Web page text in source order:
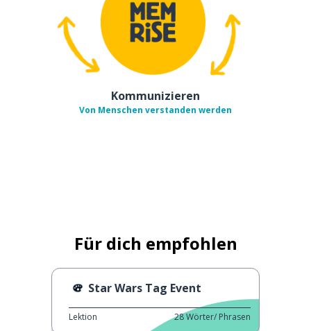
Kommunizieren
Von Menschen verstanden werden
Für dich empfohlen
Star Wars Tag Event
Lektion 28Wörter/ Phrasen